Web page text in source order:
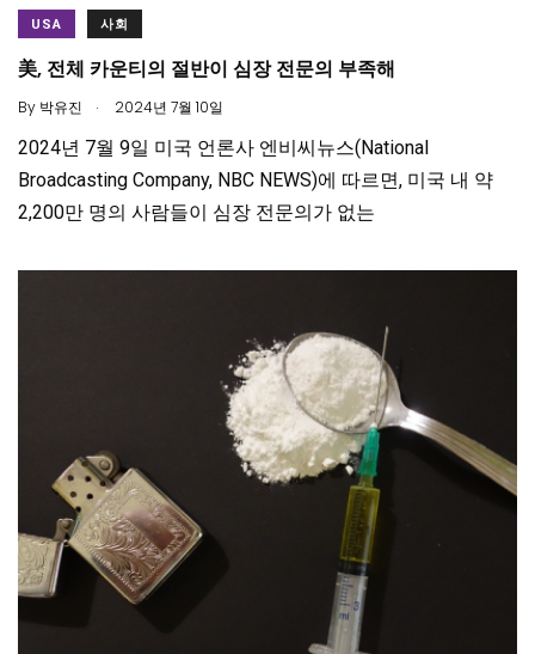
USA 사회
美, 전체 카운티의 절반이 심장 전문의 부족해
By 박유진 . 2024년 7월 10일
2024년 7월 9일 미국 언론사 엔비씨뉴스(National
Broadcasting Company, NBC NEWS)에 따르면, 미국 내 약
2,200만 명의 사람들이 심장 전문의가 없는